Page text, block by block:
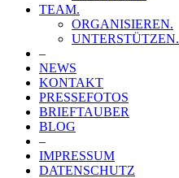
TEAM.
ORGANISIEREN.
UNTERSTÜTZEN.
–
NEWS
KONTAKT
PRESSEFOTOS
BRIEFTAUBER
BLOG
–
IMPRESSUM
DATENSCHUTZ